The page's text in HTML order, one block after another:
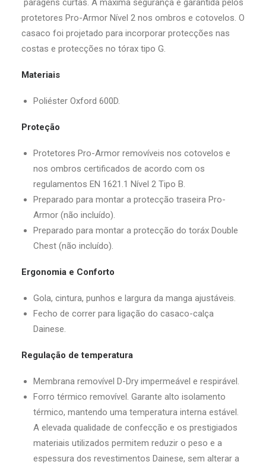
paragens curtas. A máxima segurança é garantida pelos
protetores Pro-Armor Nível 2 nos ombros e cotovelos. O
casaco foi projetado para incorporar protecções nas
costas e protecções no tórax tipo G.
Materiais
Poliéster Oxford 600D.
Proteção
Protetores Pro-Armor removíveis nos cotovelos e
nos ombros certificados de acordo com os
regulamentos EN 1621.1 Nível 2 Tipo B.
Preparado para montar a protecção traseira Pro-
Armor (não incluído).
Preparado para montar a protecção do toráx Double
Chest (não incluído).
Ergonomia e Conforto
Gola, cintura, punhos e largura da manga ajustáveis.
Fecho de correr para ligação do casaco-calça
Dainese.
Regulação de temperatura
Membrana removível D-Dry impermeável e respirável.
Forro térmico removível. Garante alto isolamento
térmico, mantendo uma temperatura interna estável.
A elevada qualidade de confecção e os prestigiados
materiais utilizados permitem reduzir o peso e a
espessura dos revestimentos Dainese, sem alterar a